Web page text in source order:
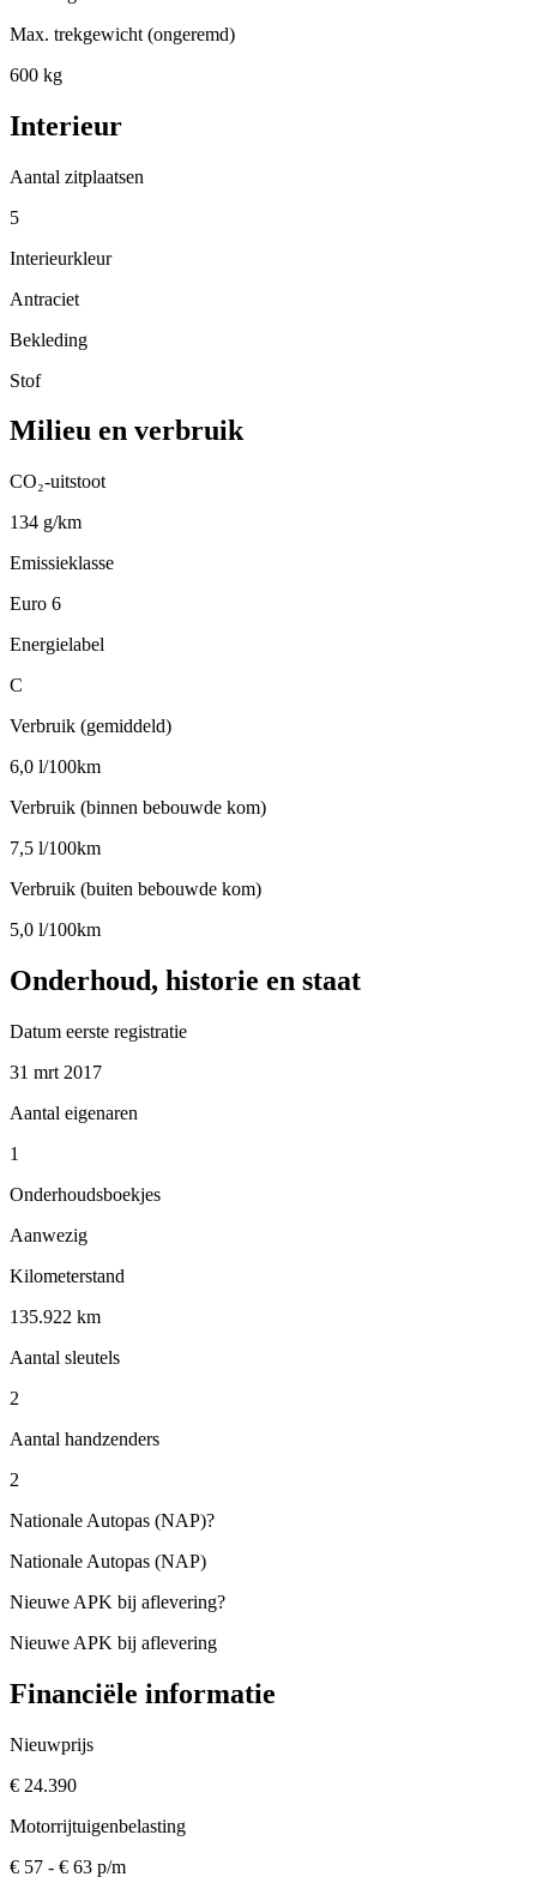
Max. trekgewicht (ongeremd)
600 kg
Interieur
Aantal zitplaatsen
5
Interieurkleur
Antraciet
Bekleding
Stof
Milieu en verbruik
CO₂-uitstoot
134 g/km
Emissieklasse
Euro 6
Energielabel
C
Verbruik (gemiddeld)
6,0 l/100km
Verbruik (binnen bebouwde kom)
7,5 l/100km
Verbruik (buiten bebouwde kom)
5,0 l/100km
Onderhoud, historie en staat
Datum eerste registratie
31 mrt 2017
Aantal eigenaren
1
Onderhoudsboekjes
Aanwezig
Kilometerstand
135.922 km
Aantal sleutels
2
Aantal handzenders
2
Nationale Autopas (NAP)?
Nationale Autopas (NAP)
Nieuwe APK bij aflevering?
Nieuwe APK bij aflevering
Financiële informatie
Nieuwprijs
€ 24.390
Motorrijtuigenbelasting
€ 57 - € 63 p/m